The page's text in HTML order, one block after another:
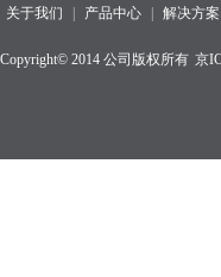
关于我们 产品中心 解决方案
Copyright© 2014 公司版权所有 京